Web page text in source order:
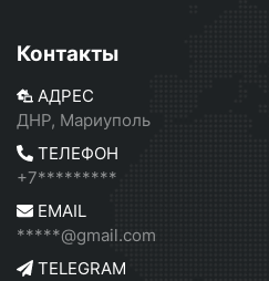
Контакты
АДРЕС
ДНР, Мариуполь
ТЕЛЕФОН
+7*********
EMAIL
*****@gmail.com
TELEGRAM